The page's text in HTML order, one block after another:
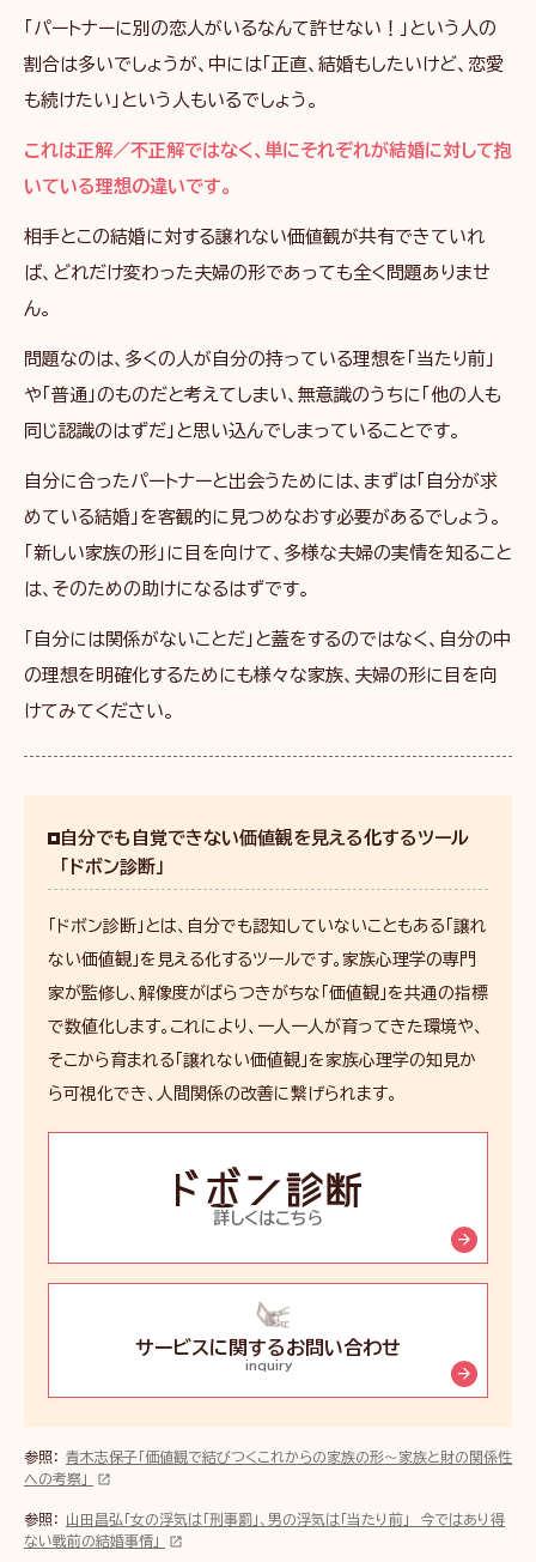
「パートナーに別の恋人がいるなんて許せない！」という人の
割合は多いでしょうが、中には「正直、結婚もしたいけど、恋愛
も続けたい」という人もいるでしょう。
これは正解／不正解ではなく、単にそれぞれが結婚に対して抱
いている理想の違いです。
相手とこの結婚に対する譲れない価値観が共有できていれ
ば、どれだけ変わった夫婦の形であっても全く問題ありませ
ん。
問題なのは、多くの人が自分の持っている理想を「当たり前」
や「普通」のものだと考えてしまい、無意識のうちに「他の人も
同じ認識のはずだ」と思い込んでしまっていることです。
自分に合ったパートナーと出会うためには、まずは「自分が求
めている結婚」を客観的に見つめなおす必要があるでしょう。
「新しい家族の形」に目を向けて、多様な夫婦の実情を知ること
は、そのための助けになるはずです。
「自分には関係がないことだ」と蓋をするのではなく、自分の中
の理想を明確化するためにも様々な家族、夫婦の形に目を向
けてみてください。
自分でも自覚できない価値観を見える化するツール
「ドボン診断」
「ドボン診断」とは、自分でも認知していないこともある「譲れ
ない価値観」を見える化するツールです。家族心理学の専門
家が監修し、解像度がばらつきがちな「価値観」を共通の指標
で数値化します。これにより、一人一人が育ってきた環境や、
そこから育まれる「譲れない価値観」を家族心理学の知見か
ら可視化でき、人間関係の改善に繋げられます。
ド
ボ
断
詳しくはこちら
サービスに関するお問い合わせ
inquiry
参照： 青木志保子「価値観で結びつくこれからの家族の形～家族と財の関係性
への考察」
参照：
山田昌弘「女の浮気は「刑事罰」、男の浮気は「当たり前」 今ではあり得
ない戦前の結婚事情」